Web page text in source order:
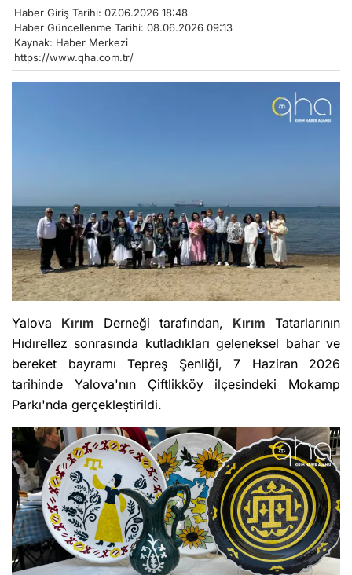
Haber Giriş Tarihi: 07.06.2026 18:48
Haber Güncellenme Tarihi: 08.06.2026 09:13
Kaynak: Haber Merkezi
https://www.qha.com.tr/
Yalova Kırım Derneği tarafından, Kırım Tatarlarının
Hıdırellez sonrasında kutladıkları geleneksel bahar ve
bereket bayramı Tepreş Şenliği, 7 Haziran 2026
tarihinde Yalova'nın Çiftlikköy ilçesindeki Mokamp
Parkı'nda gerçekleştirildi.